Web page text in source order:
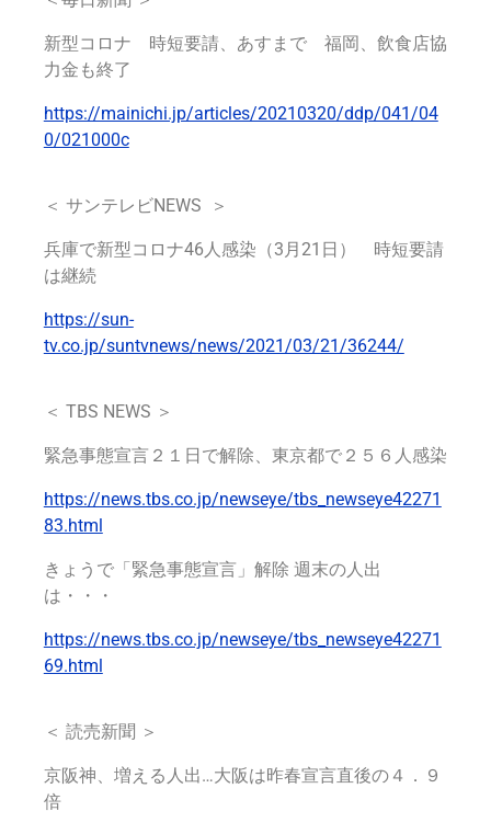
新型コロナ 時短要請、あすまで 福岡、飲食店協
力金も終了
https://mainichi.jp/articles/20210320/ddp/041/04
0/021000c
＜ サンテレビNEWS ＞
兵庫で新型コロナ46人感染（3月21日） 時短要請
は継続
https://sun-
tv.co.jp/suntvnews/news/2021/03/21/36244/
＜ TBS NEWS ＞
緊急事態宣言２１日で解除、東京都で２５６人感染
https://news.tbs.co.jp/newseye/tbs_newseye42271
83.html
きょうで「緊急事態宣言」解除 週末の人出
は・・・
https://news.tbs.co.jp/newseye/tbs_newseye42271
69.html
＜ 読売新聞 ＞
京阪神、増える人出…大阪は昨春宣言直後の４．９
倍